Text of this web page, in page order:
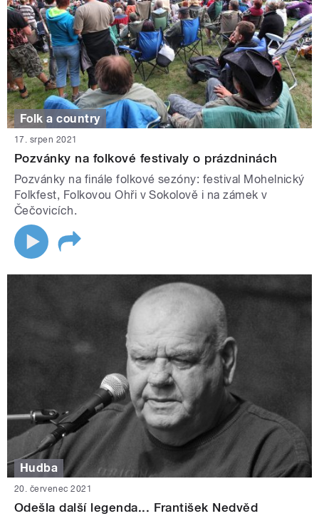
Folk a country
17. srpen 2021
Pozvánky na folkové festivaly o prázdninách
Pozvánky na finále folkové sezóny: festival Mohelnický
Folkfest, Folkovou Ohři v Sokolově i na zámek v
Čečovicích.
Hudba
20. červenec 2021
Odešla další legenda... František Nedvěd